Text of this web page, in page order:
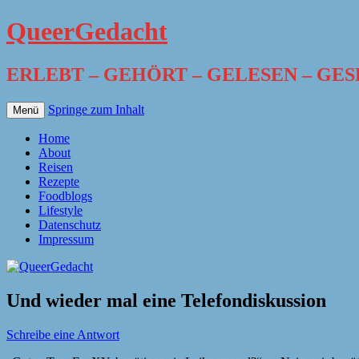
QueerGedacht
ERLEBT – GEHÖRT – GELESEN –
Menü Springe zum Inhalt
Home
About
Reisen
Rezepte
Foodblogs
Lifestyle
Datenschutz
Impressum
Und wieder mal eine Telefondiskussion
Schreibe eine Antwort